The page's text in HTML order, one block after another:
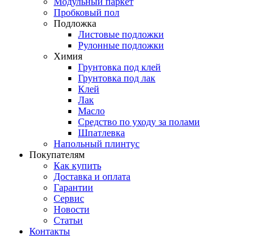
Пробковый пол
Подложка
Листовые подложки
Рулонные подложки
Химия
Грунтовка под клей
Грунтовка под лак
Клей
Лак
Масло
Средство по уходу за полами
Шпатлевка
Напольный плинтус
Покупателям
Как купить
Доставка и оплата
Гарантии
Сервис
Новости
Статьи
Контакты